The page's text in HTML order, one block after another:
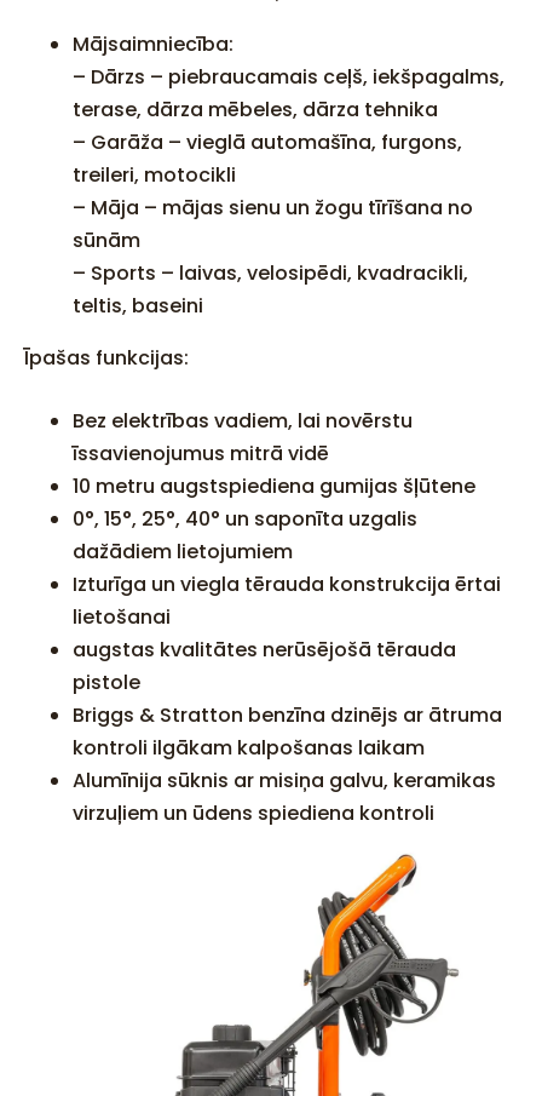
Mājsaimniecība:
– Dārzs – piebraucamais ceļš, iekšpagalms,
terase, dārza mēbeles, dārza tehnika
– Garāža – vieglā automašīna, furgons,
treileri, motocikli
– Māja – mājas sienu un žogu tīrīšana no
sūnām
– Sports – laivas, velosipēdi, kvadracikli,
teltis, baseini
Īpašas funkcijas:
Bez elektrības vadiem, lai novērstu
īssavienojumus mitrā vidē
10 metru augstspiediena gumijas šļūtene
0°, 15°, 25°, 40° un saponīta uzgalis
dažādiem lietojumiem
Izturīga un viegla tērauda konstrukcija ērtai
lietošanai
augstas kvalitātes nerūsējošā tērauda
pistole
Briggs & Stratton benzīna dzinējs ar ātruma
kontroli ilgākam kalpošanas laikam
Alumīnija sūknis ar misiņa galvu, keramikas
virzuļiem un ūdens spiediena kontroli